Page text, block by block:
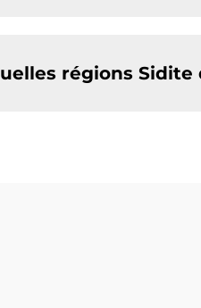
régions